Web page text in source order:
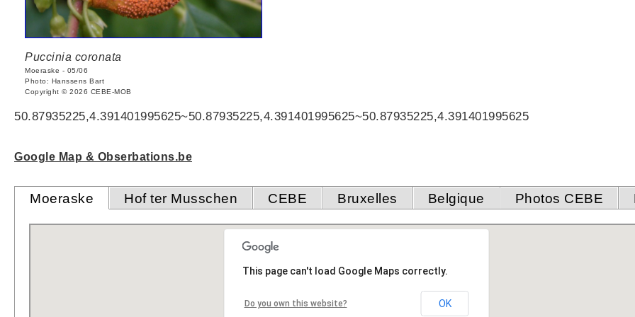
Puccinia coronata
Moeraske - 05/06
Photo: Hanssens Bart
Copyright © 2026 CEBE-MOB
50.87935225,4.391401995625~50.87935225,4.391401995625~50.87935225,4.391401995625
Google Map & Obserbations.be
Moeraske Hof ter Musschen CEBE Bruxelles Belgique Photos CEBE